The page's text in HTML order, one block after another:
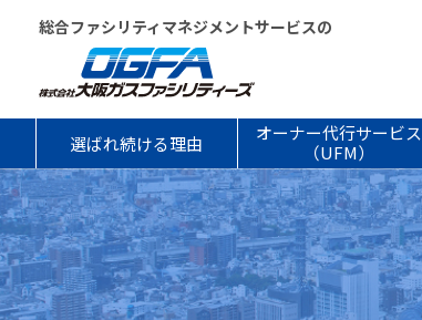
総合ファシリティマネジメントサービスの
選ばれ続ける理由
オーナー代行サービス
（UFM）